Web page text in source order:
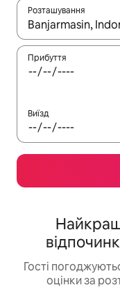
Розташування
Отримавши
Прибуття
Виїзд
Гості
оцінки за